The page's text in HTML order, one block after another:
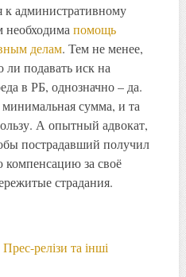
административному
необходима помощь
делам. Тем не менее,
подавать иск на
в РБ, однозначно – да.
сумма, и та
А опытный адвокат,
пострадавший получил
за своё
страдания.
Прес-релізи та інші